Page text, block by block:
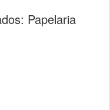
Papelaria